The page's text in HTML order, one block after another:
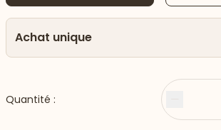
Achat unique
Quantité : Moins